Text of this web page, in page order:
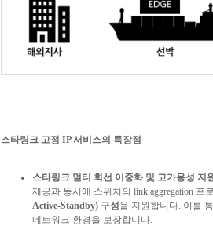
스타링크 고정 IP서비스의 특장점
스타링크 멀티 회선 이중화 및 고가용성 지
제공과 동시에 스위치의 link aggregation 프
Active-Standby) 구성을 지원합니다. 이를
네트워크 환경을 보장합니다.